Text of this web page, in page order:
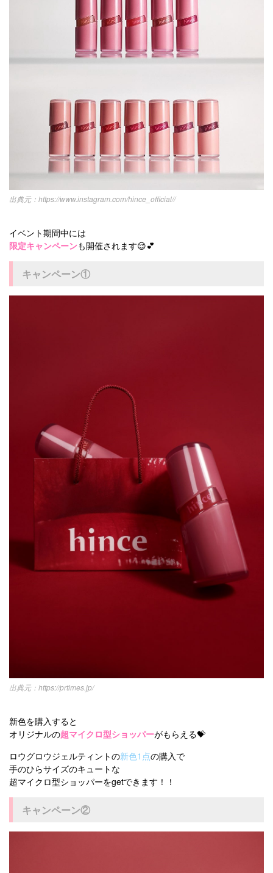
https://www.instagram.com/hince_official//
イベント期間中には
限定キャンペーンも開催されます😌💕
キャンペーン①
https://prtimes.jp/
新色を購入すると
オリジナルの超マイクロ型ショッパーがもらえる💝
ロウグロウジェルティントの新色1点の購入で
手のひらサイズのキュートな
超マイクロ型ショッパーをgetできます！！
キャンペーン②